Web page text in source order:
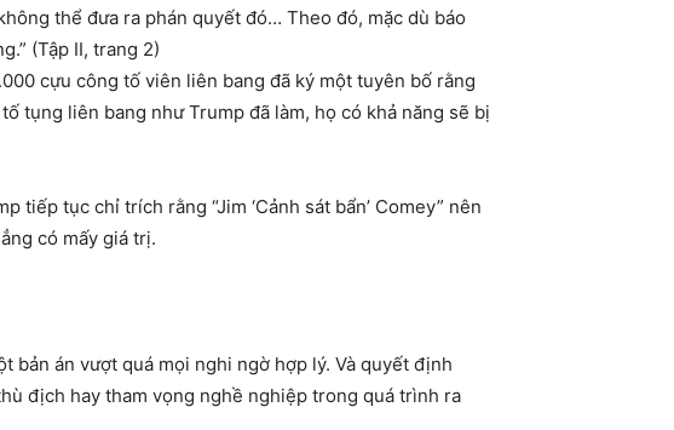
thể đưa ra phán quyết đó… Theo đó, mặc dù báo
(Tập II, trang 2)
cựu công tố viên liên bang đã ký một tuyên bố rằng
tụng liên bang như Trump đã làm, họ có khả năng sẽ bị
tục chỉ trích rằng “Jim ‘Cảnh sát bẩn’ Comey” nên
có mấy giá trị.
bản án vượt quá mọi nghi ngờ hợp lý. Và quyết định
địch hay tham vọng nghề nghiệp trong quá trình ra